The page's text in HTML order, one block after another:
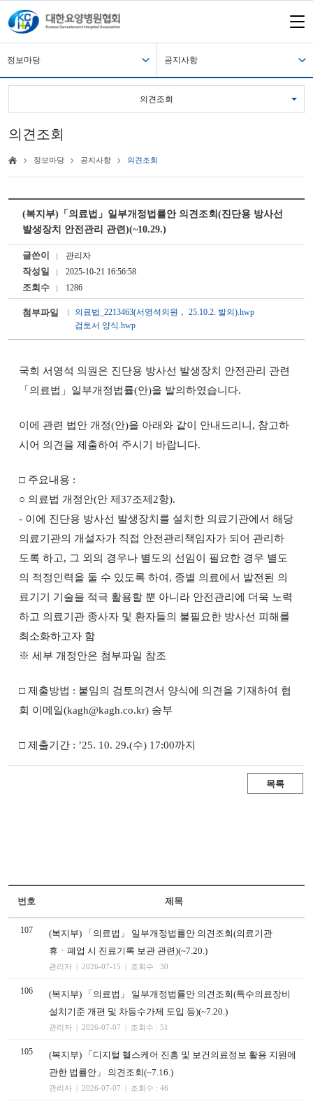
정보마당 공지사항
의견조회
의견조회
정보마당 공지사항 의견조회
(복지부)「의료법」일부개정법률안 의견조회(진단용 방사선
발생장치 안전관리 관련)(~10.29.)
글쓴이 관리자
작성일 2025-10-21 16:56:58
조회수 1286
첨부파일
의료법_2213463(서영석의원， 25.10.2. 발의).hwp
검토서 양식.hwp
국회 서영석 의원은 진단용 방사선 발생장치 안전관리 관련
「의료법」일부개정법률(안)을 발의하였습니다.
이에 관련 법안 개정(안)을 아래와 같이 안내드리니, 참고하
시어 의견을 제출하여 주시기 바랍니다.
□ 주요내용 :
○ 의료법 개정안(안 제37조제2항).
- 이에 진단용 방사선 발생장치를 설치한 의료기관에서 해당
의료기관의 개설자가 직접 안전관리책임자가 되어 관리하
도록 하고, 그 외의 경우나 별도의 선임이 필요한 경우 별도
의 적정인력을 둘 수 있도록 하여, 종별 의료에서 발전된 의
료기기 기술을 적극 활용할 뿐 아니라 안전관리에 더욱 노력
하고 의료기관 종사자 및 환자들의 불필요한 방사선 피해를
최소화하고자 함
※ 세부 개정안은 첨부파일 참조
□ 제출방법 : 붙임의 검토의견서 양식에 의견을 기재하여 협
회 이메일(kagh@kagh.co.kr) 송부
□ 제출기간 : ’25. 10. 29.(수) 17:00까지
목록
번호 제목
107
(복지부) 「의료법」 일부개정법률안 의견조회(의료기관
휴ㆍ폐업 시 진료기록 보관 관련)(~7.20.)
관리자 | 2026-07-15 | 조회수 : 30
106
(복지부) 「의료법」 일부개정법률안 의견조회(특수의료장비
설치기준 개편 및 차등수가제 도입 등)(~7.20.)
관리자 | 2026-07-07 | 조회수 : 51
105
(복지부) 「디지털 헬스케어 진흥 및 보건의료정보 활용 지원에
관한 법률안」 의견조회(~7.16.)
관리자 | 2026-07-07 | 조회수 : 46